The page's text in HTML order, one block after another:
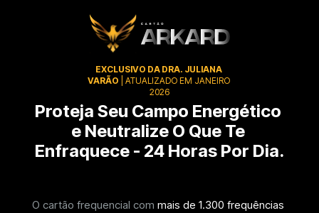
EXCLUSIVO DA DRA. JULIANA
VARÃO | ATUALIZADO EM JANEIRO
2026
Proteja Seu Campo Energético
e Neutralize O Que Te
Enfraquece - 24 Horas Por Dia.
O cartão frequencial com mais de 1.300 frequências